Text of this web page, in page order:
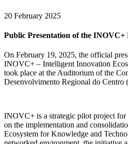
20 February 2025
Public Presentation of the INOVC+
On February 19, 2025, the official
INOVC+ – Intelligent Innovation
took place at the Auditorium of the
Desenvolvimento Regional do Centro
INOVC+ is a strategic pilot project for
on the implementation and
Ecosystem for Knowledge and